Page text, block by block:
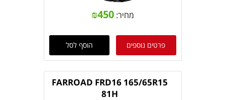
מחיר: ₪450
פרטים נוספים הוסף לסל
FARROAD FRD16 165/65R15
81H